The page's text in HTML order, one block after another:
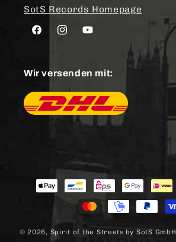
SotS Records Homepage
FacebookInstagramYouTube
Wir versenden mit:
Zahlungsmethoden
© 2026, Spirit of the Streets by SotS GmbH